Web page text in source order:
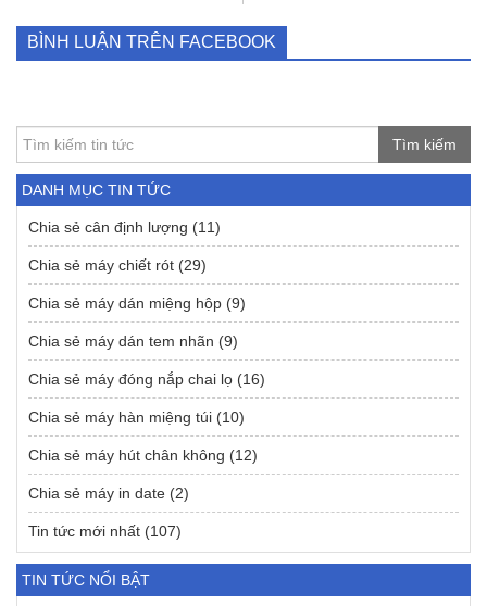
BÌNH LUẬN TRÊN FACEBOOK
Tìm kiếm
DANH MỤC TIN TỨC
Chia sẻ cân định lượng (11)
Chia sẻ máy chiết rót (29)
Chia sẻ máy dán miệng hộp (9)
Chia sẻ máy dán tem nhãn (9)
Chia sẻ máy đóng nắp chai lọ (16)
Chia sẻ máy hàn miệng túi (10)
Chia sẻ máy hút chân không (12)
Chia sẻ máy in date (2)
Tin tức mới nhất (107)
TIN TỨC NỔI BẬT